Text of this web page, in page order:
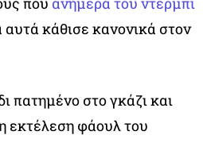
αυτά κάθισε κανονικά στον
πατημένο στο γκάζι και
εκτέλεση φάουλ του